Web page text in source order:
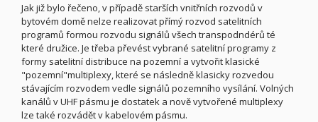
Jak již bylo řečeno, v případě starších vnitřních rozvodů v
bytovém domě nelze realizovat přímý rozvod satelitních
programů formou rozvodu signálů všech transpodndérů té
které družice. Je třeba převést vybrané satelitní programy z
formy satelitní distribuce na pozemní a vytvořit klasické
"pozemní"multiplexy, které se následně klasicky rozvedou
stávajícím rozvodem vedle signálů pozemního vysílání. Volných
kanálů v UHF pásmu je dostatek a nově vytvořené multiplexy
lze také rozvádět v kabelovém pásmu.